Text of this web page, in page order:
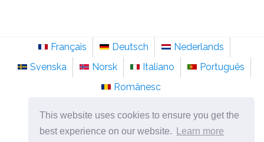
This website uses cookies to ensure you get the
best experience on our website.
Learn more
Français Deutsch
Nederlands
Svenska
Norsk Italiano
Português
Românesc
©2026sainte-anastasie.org
Psychologie, philosophie et réflexion sur la vie.